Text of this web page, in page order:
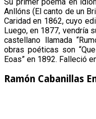
Su primer poema en
Anllóns (El canto de un
Caridad en 1862, cuyo
Luego, en 1877, vendría
castellano llamada
obras poéticas son
Eoas” en 1892. Falleció
Ramón Cabanillas